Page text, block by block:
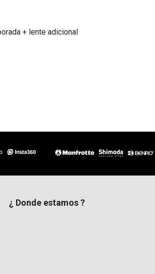
+ lente adicional
¿ Donde estamos ?